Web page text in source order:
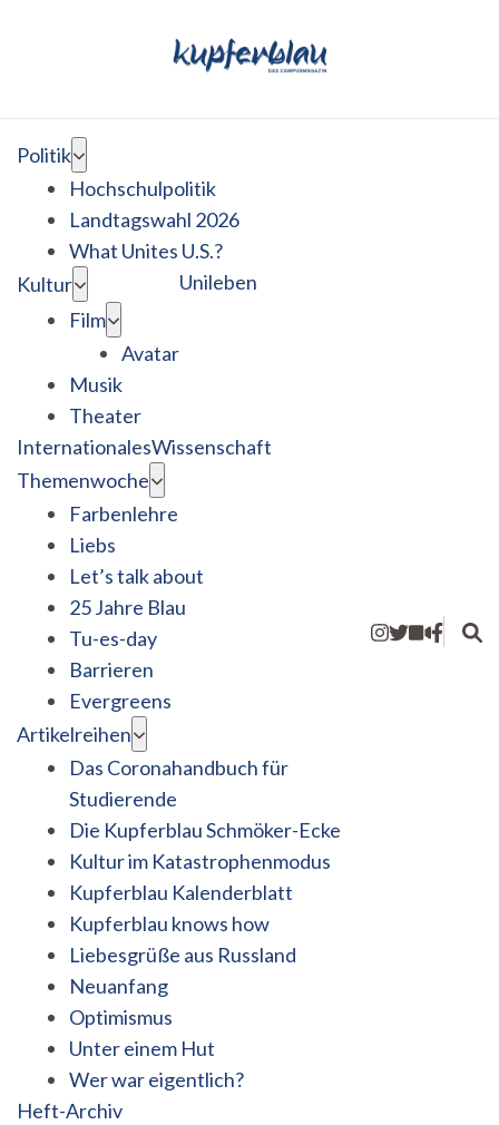
Politik
Hochschulpolitik
Landtagswahl 2026
What Unites U.S.?
Kultur
Film
Avatar
Musik
Theater
Unileben
InternationalesWissenschaft
Themenwoche
Farbenlehre
Liebs
Let’s talk about
25 Jahre Blau
Tu-es-day
Barrieren
Evergreens
Artikelreihen
Das Coronahandbuch für
Studierende
Die Kupferblau Schmöker-Ecke
Kultur im Katastrophenmodus
Kupferblau Kalenderblatt
Kupferblau knows how
Liebesgrüße aus Russland
Neuanfang
Optimismus
Unter einem Hut
Wer war eigentlich?
Heft-Archiv